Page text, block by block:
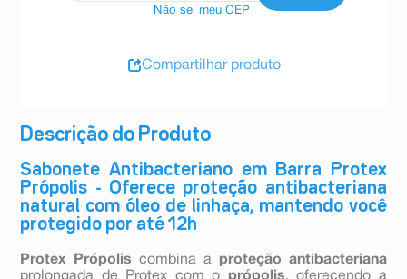
Descrição do Produto
Sabonete Antibacteriano em Barra Protex
Própolis - Oferece proteção antibacteriana
natural com óleo de linhaça, mantendo você
protegido por até 12h
Protex Própolis combina a proteção antibacteriana
prolongada de Protex com o própolis, oferecendo a
Não sei meu CEP
Compartilhar produto